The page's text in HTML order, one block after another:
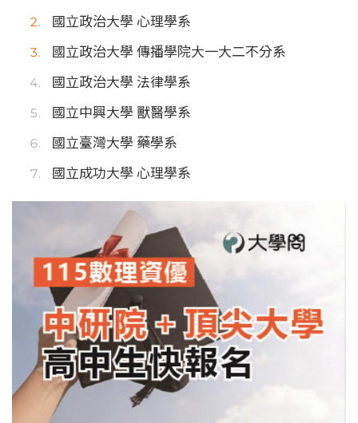
國立政治大學 心理學系
國立政治大學 傳播學院大一大二不分系
國立政治大學 法律學系
國立中興大學 獸醫學系
國立臺灣大學 藥學系
國立成功大學 心理學系